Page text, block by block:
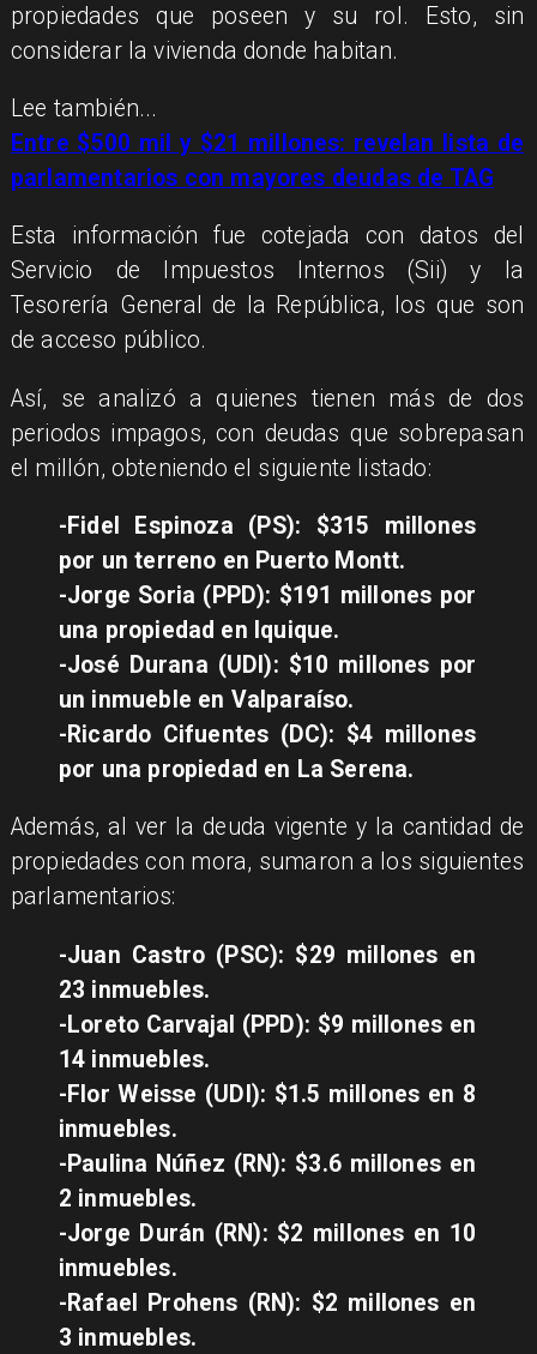
propiedades que poseen y su rol. Esto, sin
considerar la vivienda donde habitan.
Lee también...
Entre $500 mil y $21 millones: revelan lista de
parlamentarios con mayores deudas de TAG
Esta información fue cotejada con datos del
Servicio de Impuestos Internos (Sii) y la
Tesorería General de la República, los que son
de acceso público.
Así, se analizó a quienes tienen más de dos
periodos impagos, con deudas que sobrepasan
el millón, obteniendo el siguiente listado:
-Fidel Espinoza (PS): $315 millones
por un terreno en Puerto Montt.
-Jorge Soria (PPD): $191 millones por
una propiedad en Iquique.
-José Durana (UDI): $10 millones por
un inmueble en Valparaíso.
-Ricardo Cifuentes (DC): $4 millones
por una propiedad en La Serena.
Además, al ver la deuda vigente y la cantidad de
propiedades con mora, sumaron a los siguientes
parlamentarios:
-Juan Castro (PSC): $29 millones en
23 inmuebles.
-Loreto Carvajal (PPD): $9 millones en
14 inmuebles.
-Flor Weisse (UDI): $1.5 millones en 8
inmuebles.
-Paulina Núñez (RN): $3.6 millones en
2 inmuebles.
-Jorge Durán (RN): $2 millones en 10
inmuebles.
-Rafael Prohens (RN): $2 millones en
3 inmuebles.